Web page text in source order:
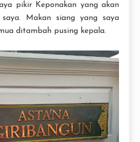
pikir Keponakan yang akan
Makan siang yang saya
ditambah pusing kepala.